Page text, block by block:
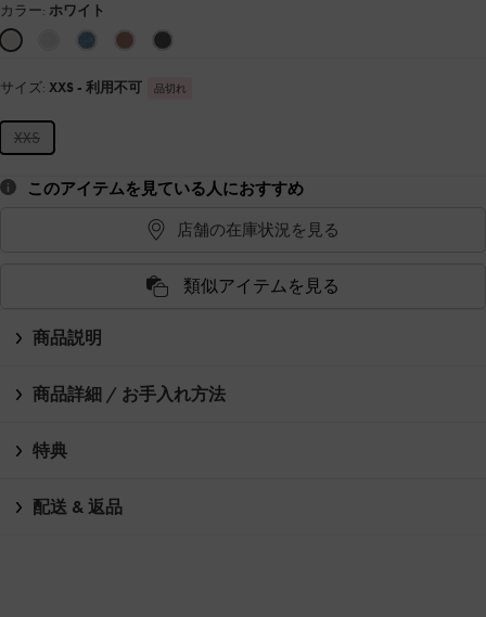
カラー: ホワイト
サイズ: XXS - 利用不可 品切れ
XXS
このアイテムを見ている人におすすめ
店舗の在庫状況を見る
類似アイテムを見る
商品説明
商品詳細 / お手入れ方法
特典
配送 & 返品